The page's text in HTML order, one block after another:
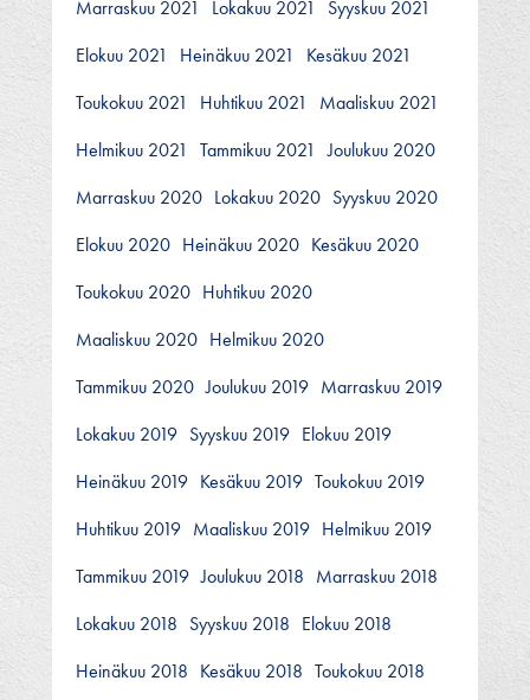
Marraskuu 2021
Lokakuu 2021
Syyskuu 2021
Elokuu 2021
Heinäkuu 2021
Kesäkuu 2021
Toukokuu 2021
Huhtikuu 2021
Maaliskuu 2021
Helmikuu 2021
Tammikuu 2021
Joulukuu 2020
Marraskuu 2020 Lokakuu 2020 Syyskuu 2020
Elokuu 2020 Heinäkuu 2020 Kesäkuu 2020
Toukokuu 2020 Huhtikuu 2020
Maaliskuu 2020 Helmikuu 2020
Tammikuu 2020 Joulukuu 2019 Marraskuu 2019
Lokakuu 2019 Syyskuu 2019 Elokuu 2019
Heinäkuu 2019 Kesäkuu 2019 Toukokuu 2019
Huhtikuu 2019 Maaliskuu 2019 Helmikuu 2019
Tammikuu 2019 Joulukuu 2018 Marraskuu 2018
Lokakuu 2018 Syyskuu 2018 Elokuu 2018
Heinäkuu 2018 Kesäkuu 2018 Toukokuu 2018